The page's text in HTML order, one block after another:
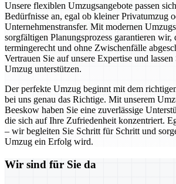
Unsere flexiblen Umzugsangebote passen
Bedürfnisse an, egal ob kleiner Privatumzug
Unternehmenstransfer. Mit modernen
sorgfältigen Planungsprozess garantieren wir,
termingerecht und ohne Zwischenfälle
Vertrauen Sie auf unsere Expertise und
Umzug unterstützen.
Der perfekte Umzug beginnt mit dem
bei uns genau das Richtige. Mit unserem
Beeskow haben Sie eine zuverlässige
die sich auf Ihre Zufriedenheit konzentriert.
– wir begleiten Sie Schritt für Schritt und
Umzug ein Erfolg wird.
Wir sind für Sie da